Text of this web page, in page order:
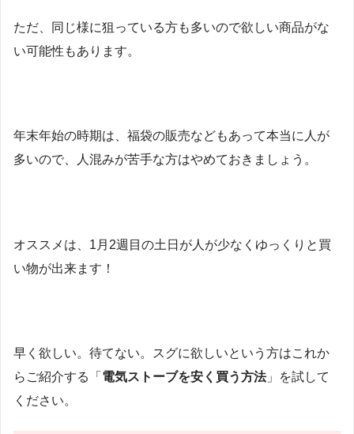
ただ、同じ様に狙っている方も多いので欲しい商品がな
い可能性もあります。
年末年始の時期は、福袋の販売などもあって本当に人が
多いので、人混みが苦手な方はやめておきましょう。
オススメは、1月2週目の土日が人が少なくゆっくりと買
い物が出来ます！
早く欲しい。待てない。スグに欲しいという方はこれか
らご紹介する「 電気ストーブを安く買う方法 」を試して
ください。